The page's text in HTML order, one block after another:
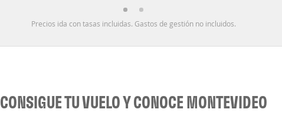
Precios ida con tasas incluidas. Gastos de gestión no incluidos.
CONSIGUE TU VUELO Y CONOCE MONTEVIDEO